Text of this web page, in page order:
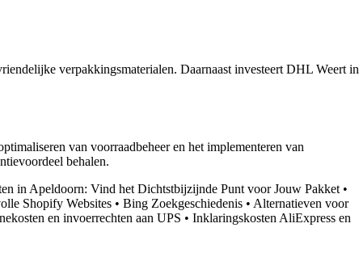
verpakkingsmaterialen. Daarnaast investeert DHL Weert in
van voorraadbeheer en het implementeren van
behalen.
in Apeldoorn: Vind het Dichtstbijzijnde Punt voor Jouw Pakket •
Shopify Websites • Bing Zoekgeschiedenis • Alternatieven voor
en invoerrechten aan UPS • Inklaringskosten AliExpress en